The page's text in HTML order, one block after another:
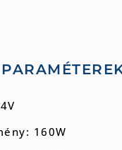
160W